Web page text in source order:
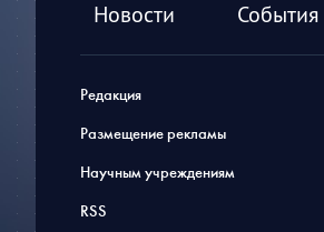
Новости События
Редакция
Размещение рекламы
Научным учреждениям
RSS